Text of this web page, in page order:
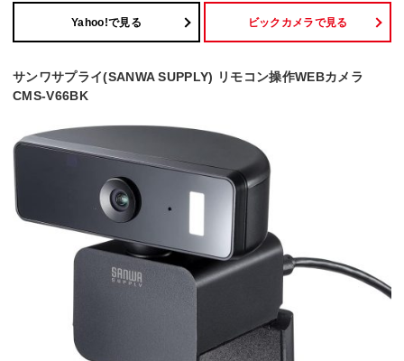
Yahoo!で見る ビックカメラで見る
サンワサプライ(SANWA SUPPLY) リモコン操作WEBカメラ
CMS-V66BK